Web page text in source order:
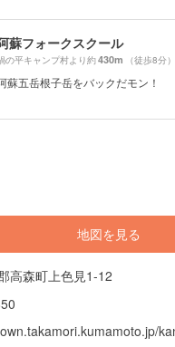
蘇フォークスクール
の平キャンプ村より約430m （徒歩8分）
蘇五岳根子岳をバックだモン！
地図を見る
高森町上色見1-12